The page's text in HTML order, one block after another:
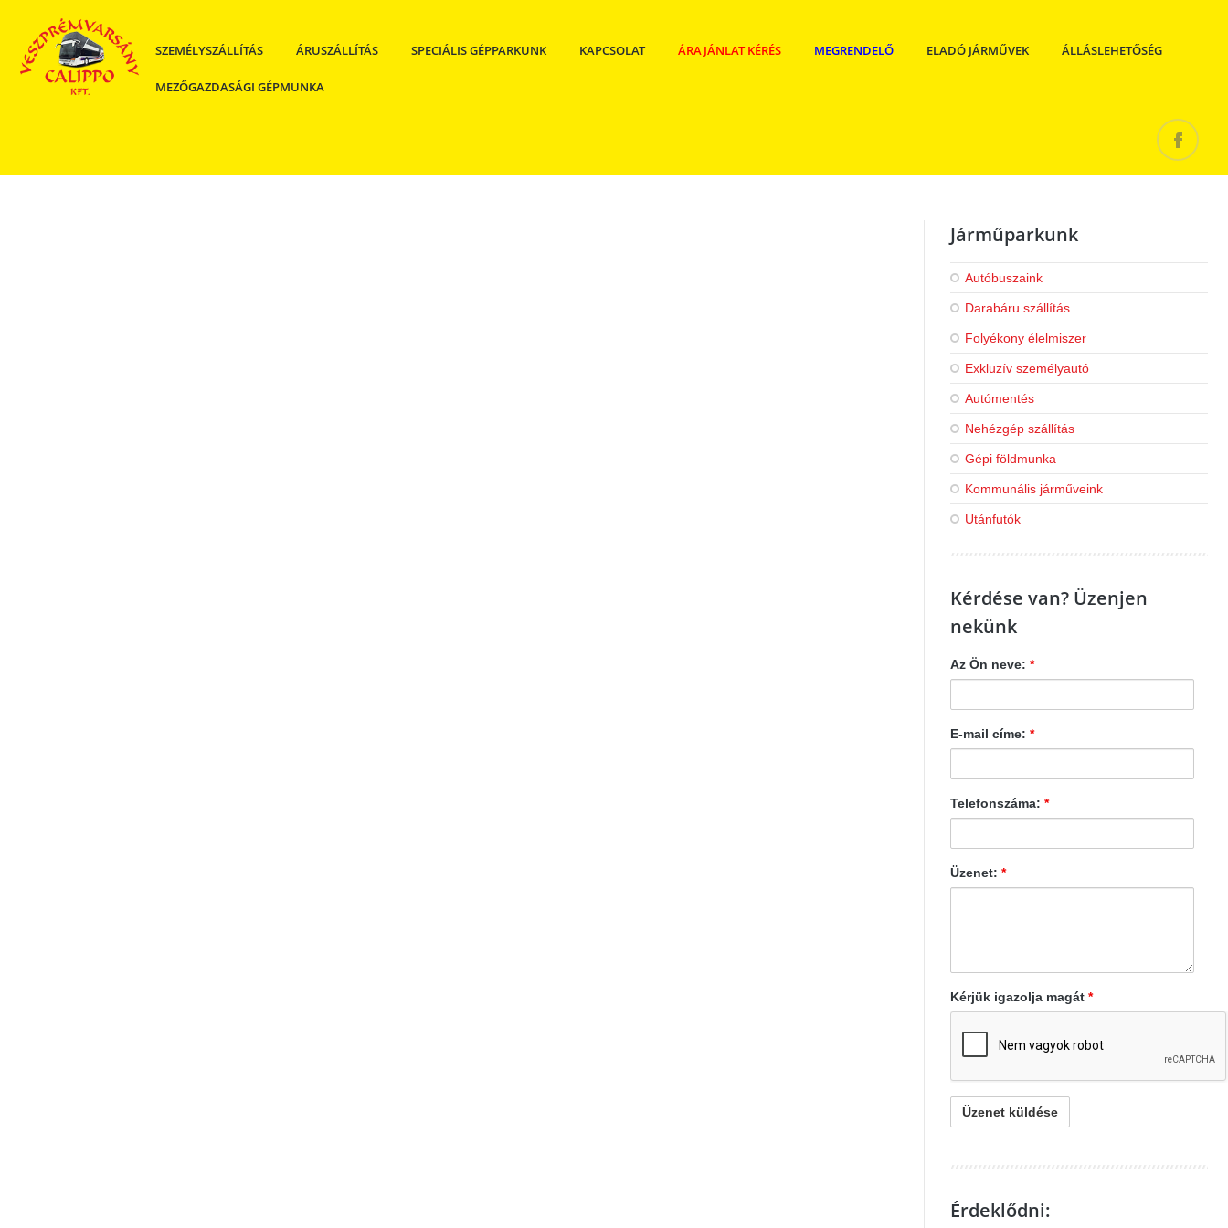
SZEMÉLYSZÁLLÍTÁS ÁRUSZÁLLÍTÁS SPECIÁLIS GÉPPARKUNK KAPCSOLAT ÁRAJÁNLAT KÉRÉS MEGRENDELŐ ELADÓ JÁRMŰVEK ÁLLÁSLEHETŐSÉG
MEZŐGAZDASÁGI GÉPMUNKA
Járműparkunk
Autóbuszaink
Darabáru szállítás
Folyékony élelmiszer
Exkluzív személyautó
Autómentés
Nehézgép szállítás
Gépi földmunka
Kommunális járműveink
Utánfutók
Kérdése van? Üzenjen
nekünk
Az Ön neve: *
E-mail címe: *
Telefonszáma: *
Üzenet: *
Kérjük igazolja magát *
Érdeklődni: